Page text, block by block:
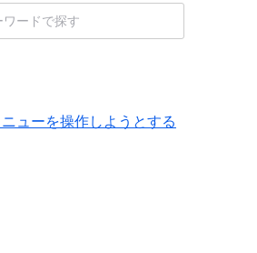
ニューを操作しようとする